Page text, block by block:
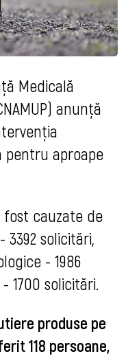
Medicală
anunță
aproape
fost cauzate de
solicitări,
- 1986
1700 solicitări.
produse pe
118 persoane,